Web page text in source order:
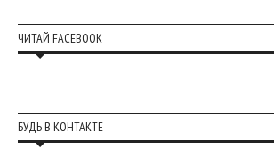
ЧИТАЙ FACEBOOK
БУДЬ В КОНТАКТЕ